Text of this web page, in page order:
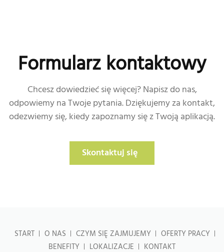
Formularz kontaktowy
Chcesz dowiedzieć się więcej? Napisz do nas,
odpowiemy na Twoje pytania. Dziękujemy za kontakt,
odezwiemy się, kiedy zapoznamy się z Twoją aplikacją.
Skontaktuj się
START O NAS CZYM SIĘ ZAJMUJEMY
OFERTY PRACY
BENEFITY
LOKALIZACJE KONTAKT